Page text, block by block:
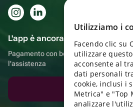
L'app è ancora più comoda!
Pagamento con bonus, autoconsegna,
l'assistenza
Scarica l'app
Utilizziamo i
Facendo clic su
utilizzare
acconsente al
dati personali
cookie, inclusi i
Metrica" e "Top
analizzare